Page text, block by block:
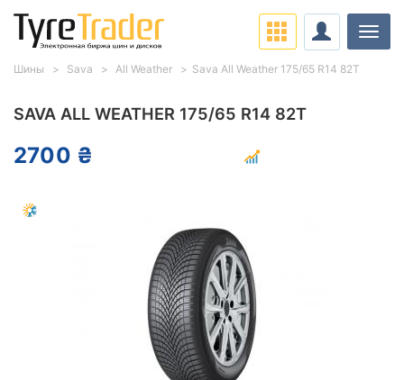
SAVA ALL WEATHER 175/65 R14 82T
2700 ₴
Шины Sava All Weather Sava All Weather 175/65 R14 82T